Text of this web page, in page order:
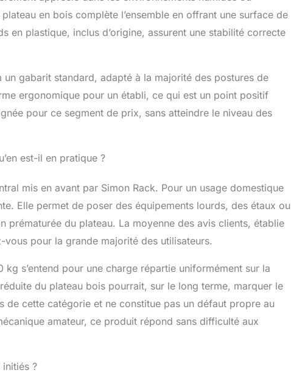
en bois complète l’ensemble en offrant une surface de
en plastique, inclus d’origine, assurent une stabilité correcte
un gabarit standard, adapté à la majorité des postures de
ergonomique pour un établi, ce qui est un point positif
pour ce segment de prix, sans atteindre le niveau des
est-il en pratique ?
mis en avant par Simon Rack. Pour un usage domestique
Elle permet de poser des équipements lourds, des étaux ou
prématurée du plateau. La moyenne des avis clients, établie
pour la grande majorité des utilisateurs.
s’entend pour une charge répartie uniformément sur la
du plateau bois pourrait, sur le long terme, marquer le
de cette catégorie et ne constitue pas un défaut propre au
amateur, ce produit répond sans difficulté aux
?